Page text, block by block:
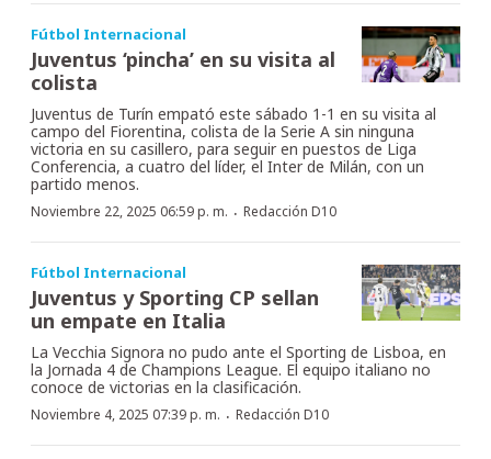
Fútbol Internacional
Juventus ‘pincha’ en su visita al
colista
Juventus de Turín empató este sábado 1-1 en su visita al
campo del Fiorentina, colista de la Serie A sin ninguna
victoria en su casillero, para seguir en puestos de Liga
Conferencia, a cuatro del líder, el Inter de Milán, con un
partido menos.
Noviembre 22, 2025 06:59 p. m. · Redacción D10
Fútbol Internacional
Juventus y Sporting CP sellan
un empate en Italia
La Vecchia Signora no pudo ante el Sporting de Lisboa, en
la Jornada 4 de Champions League. El equipo italiano no
conoce de victorias en la clasificación.
Noviembre 4, 2025 07:39 p. m. · Redacción D10